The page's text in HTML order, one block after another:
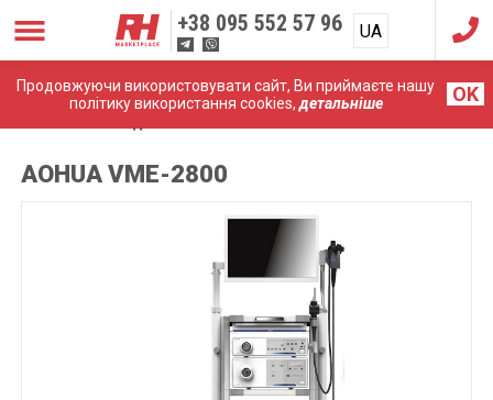
Продовжуючи використовувати сайт, Ви приймаєте нашу
політику використання cookies,детальніше OK
+38 095 552 57 96 UA
RU
AOHUA VME-2800